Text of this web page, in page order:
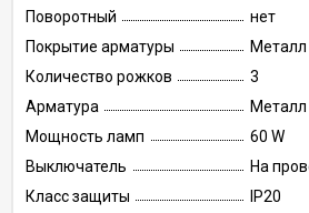
Поворотный
нет
Покрытие арматуры
Металл
Количество рожков
3
Арматура
Металл
Мощность ламп
60 W
Выключатель
На
Класс защиты
IP20